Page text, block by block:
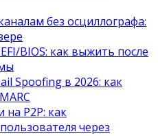
без осциллографа:
BIOS: как выжить после
Spoofing в 2026: как
на P2P: как
через